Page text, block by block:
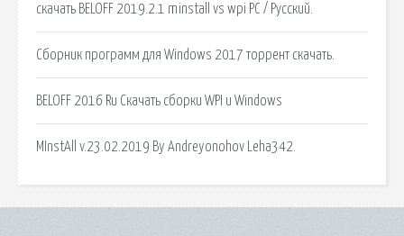
скачать BELOFF 2019.2.1 minstall vs wpi PC / Русский.
Сборник программ для Windows 2017 торрент скачать.
BELOFF 2016 Ru Скачать сборки WPI и Windows
MInstAll v.23.02.2019 By Andreyonohov Leha342.